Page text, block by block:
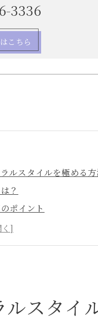
3336
こちら
ルスタイルを極める
？
ポイント
訣
テクニック
れる福岡県北九州市
の特徴スタイ